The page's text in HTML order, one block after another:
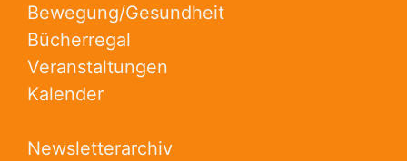
Bewegung/Gesundheit
Bücherregal
Veranstaltungen
Kalender
Newsletterarchiv